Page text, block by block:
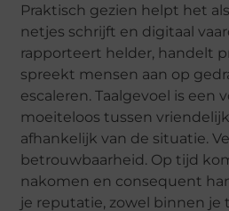
Praktisch gezien helpt het
netjes schrijft en digitaal
rapporteert helder, handelt
spreekt mensen aan op
escaleren. Taalgevoel is een
moeiteloos tussen
afhankelijk van de situatie.
betrouwbaarheid. Op tijd
nakomen en consequent
je reputatie, zowel binnen je